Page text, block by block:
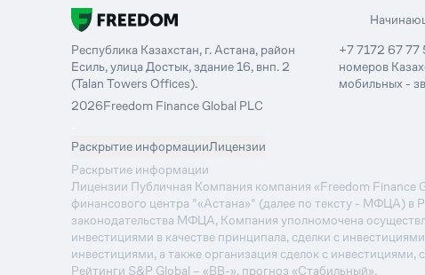
Республика Казахстан, г. Астана, район
Есиль, улица Достык, здание 16, внп. 2
(Talan Towers Offices).
+7 7172 67 77
номеров
мобильных -
2026Freedom Finance Global PLC
Раскрытие информацииЛицензии
Раскрытие информации
Лицензии Публичная Компания компания «Freedom Finance
финансового центра "«Астана»" (далее по тексту - МФЦА) в
законодательства МФЦА, Компания уполномочена
инвестициями в качестве принципала, сделки с
инвестициями, а также организация сделок с
Рейтинги S&P Global – «BB-», прогноз «Стабильный».